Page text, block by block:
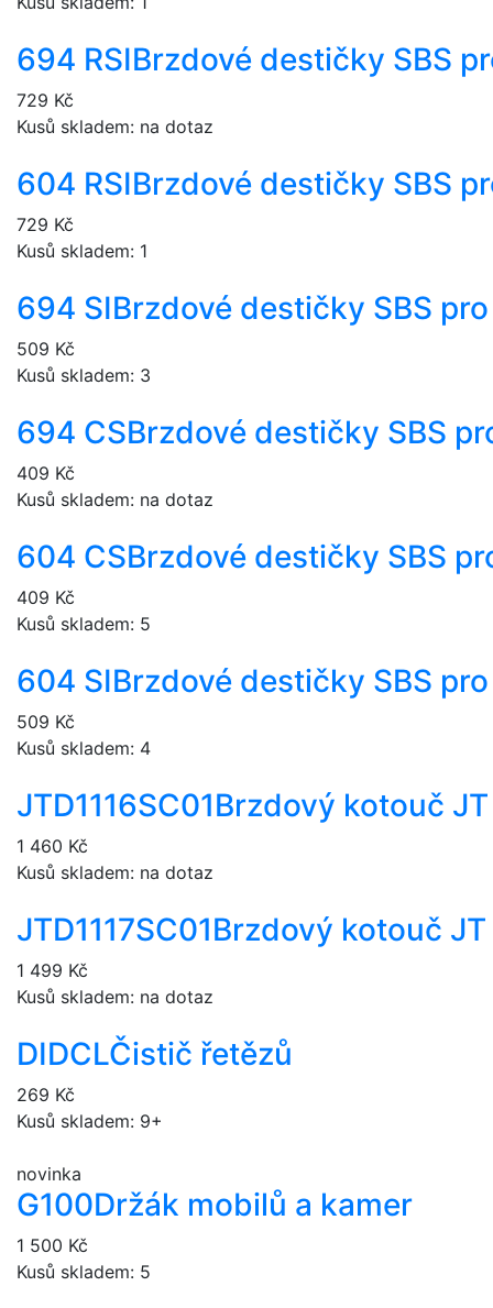
694 RSIBrzdové destičky SBS
729 Kč
Kusů skladem: na dotaz
604 RSIBrzdové destičky SBS
729 Kč
Kusů skladem: 1
694 SIBrzdové destičky SBS
509 Kč
Kusů skladem: 3
694 CSBrzdové destičky SBS
409 Kč
Kusů skladem: na dotaz
604 CSBrzdové destičky SBS
409 Kč
Kusů skladem: 5
604 SIBrzdové destičky SBS
509 Kč
Kusů skladem: 4
JTD1116SC01Brzdový kotouč JT
1 460 Kč
Kusů skladem: na dotaz
JTD1117SC01Brzdový kotouč JT
1 499 Kč
Kusů skladem: na dotaz
DIDCLČistič řetězů
269 Kč
Kusů skladem: 9+
novinka
G100Držák mobilů a kamer
1 500 Kč
Kusů skladem: 5